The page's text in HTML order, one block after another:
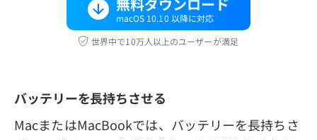
無料ダウンロード
macOS 10.10 以降に対応
世界中で10万人以上のユーザーが満足
バッテリーを長持ちさせる
MacまたはMacBookでは、バッテリーを長持ちさ